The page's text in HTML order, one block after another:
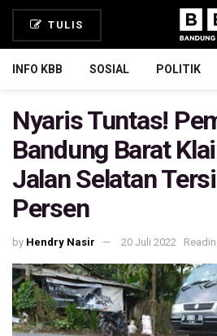
TULIS
INFO KBB SOSIAL POLITIK
Nyaris Tuntas!
Bandung Barat
Jalan Selatan
Persen
by Hendry Nasir 20 Juli 2022